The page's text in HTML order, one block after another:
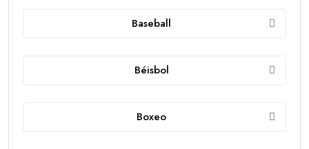
Baseball
Béisbol
Boxeo